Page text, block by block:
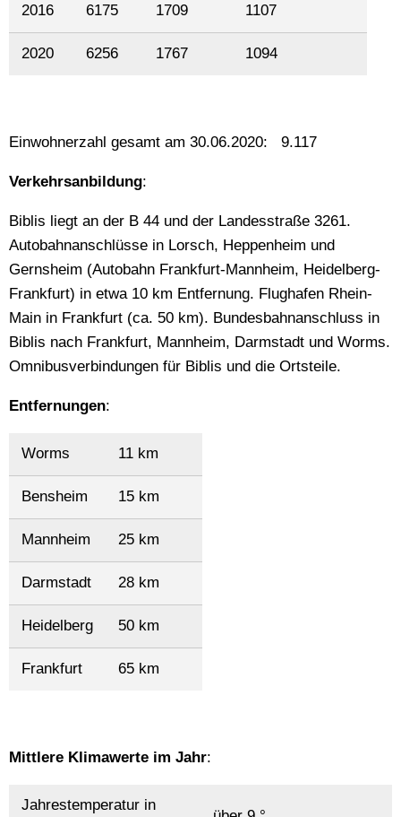
2016 6175 1709 1107
2020 6256 1767 1094
Einwohnerzahl gesamt am 30.06.2020: 9.117
Verkehrsanbildung:
Biblis liegt an der B 44 und der Landesstraße 3261.
Autobahnanschlüsse in Lorsch, Heppenheim und
Gernsheim (Autobahn Frankfurt-Mannheim, Heidelberg-
Frankfurt) in etwa 10 km Entfernung. Flughafen Rhein-
Main in Frankfurt (ca. 50 km). Bundesbahnanschluss in
Biblis nach Frankfurt, Mannheim, Darmstadt und Worms.
Omnibusverbindungen für Biblis und die Ortsteile.
Entfernungen:
Worms 11 km
Bensheim 15 km
Mannheim 25 km
Darmstadt 28 km
Heidelberg 50 km
Frankfurt 65 km
Mittlere Klimawerte im Jahr:
Jahrestemperatur in